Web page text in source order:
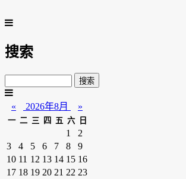
搜索
« 2026年8月 »
一 二 三 四 五 六 日
1
2
3
4 5 6 7 8
9
10 11 12 13 14 15 16
17 18 19 20 21 22 23